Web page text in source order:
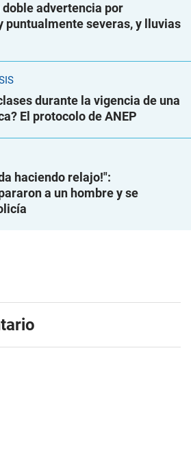
advertencia por
puntualmente severas, y lluvias
durante la vigencia de una
El protocolo de ANEP
haciendo relajo!":
a un hombre y se